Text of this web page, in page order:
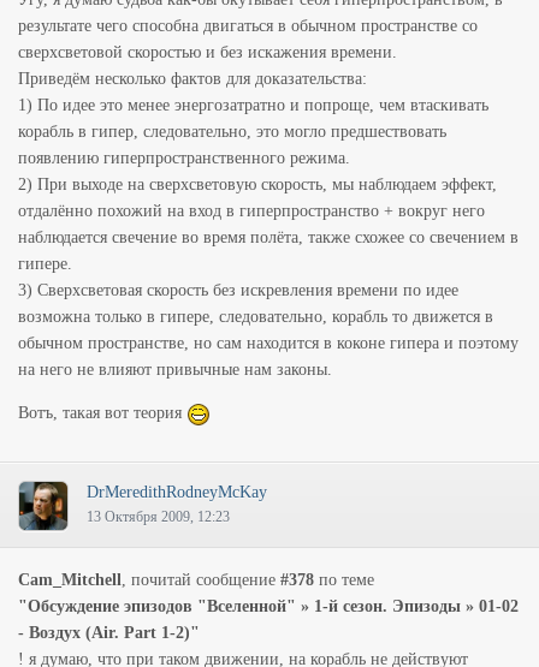
результате чего способна двигаться в обычном пространстве со
сверхсветовой скоростью и без искажения времени.
Приведём несколько фактов для доказательства:
1) По идее это менее энергозатратно и попроще, чем втаскивать
корабль в гипер, следовательно, это могло предшествовать
появлению гиперпространственного режима.
2) При выходе на сверхсветовую скорость, мы наблюдаем эффект,
отдалённо похожий на вход в гиперпространство + вокруг него
наблюдается свечение во время полёта, также схожее со свечением в
гипере.
3) Сверхсветовая скорость без искревления времени по идее
возможна только в гипере, следовательно, корабль то движется в
обычном пространстве, но сам находится в коконе гипера и поэтому
на него не влияют привычные нам законы.
Вотъ, такая вот теория
DrMeredithRodneyMcKay
13 Октября 2009, 12:23
Cam_Mitchell, почитай сообщение #378 по теме
"Обсуждение эпизодов "Вселенной" » 1-й сезон. Эпизоды » 01-02
- Воздух (Air. Part 1-2)"
! я думаю, что при таком движении, на корабль не действуют